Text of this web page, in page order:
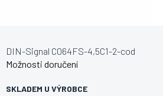
SKLADEM U VÝROBCE
Možnosti doručení
DIN-Signal C064FS-4,5C1-2-cod